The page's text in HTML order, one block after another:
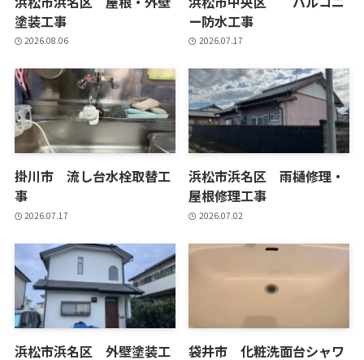
塗装工事
2026.08.06
ー防水工事
2026.07.17
掛川市 流し台水栓取替工
事
2026.07.17
浜松市浜名区 雨樋修理・
屋根修理工事
2026.07.02
浜松市浜名区 外壁塗装工
袋井市 化粧洗面台シャワ